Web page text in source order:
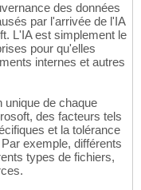
des données
par l'arrivée de l'IA
L'IA est simplement le
pour qu'elles
internes et autres
unique de chaque
des facteurs tels
et la tolérance
exemple, différents
types de fichiers,